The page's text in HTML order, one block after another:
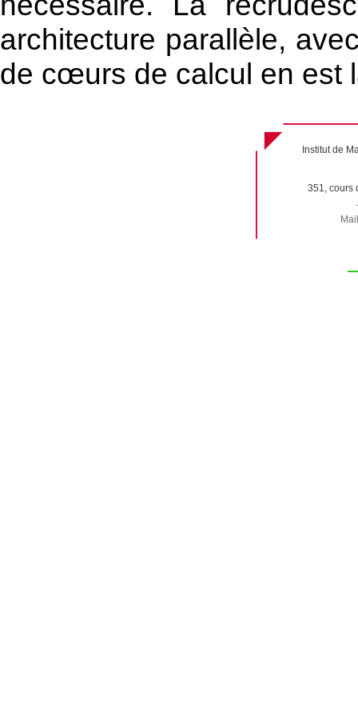
architecture parallèle,
de cœurs de calcul en est
Institut de
351, cours